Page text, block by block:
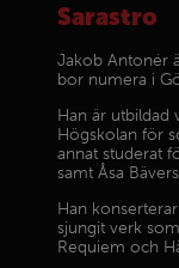
Sarastro
Jakob Antonér
bor numera i
Han är utbildad
Högskolan för
annat studerat
samt Åsa
Han
sjungit verk
Requiem och